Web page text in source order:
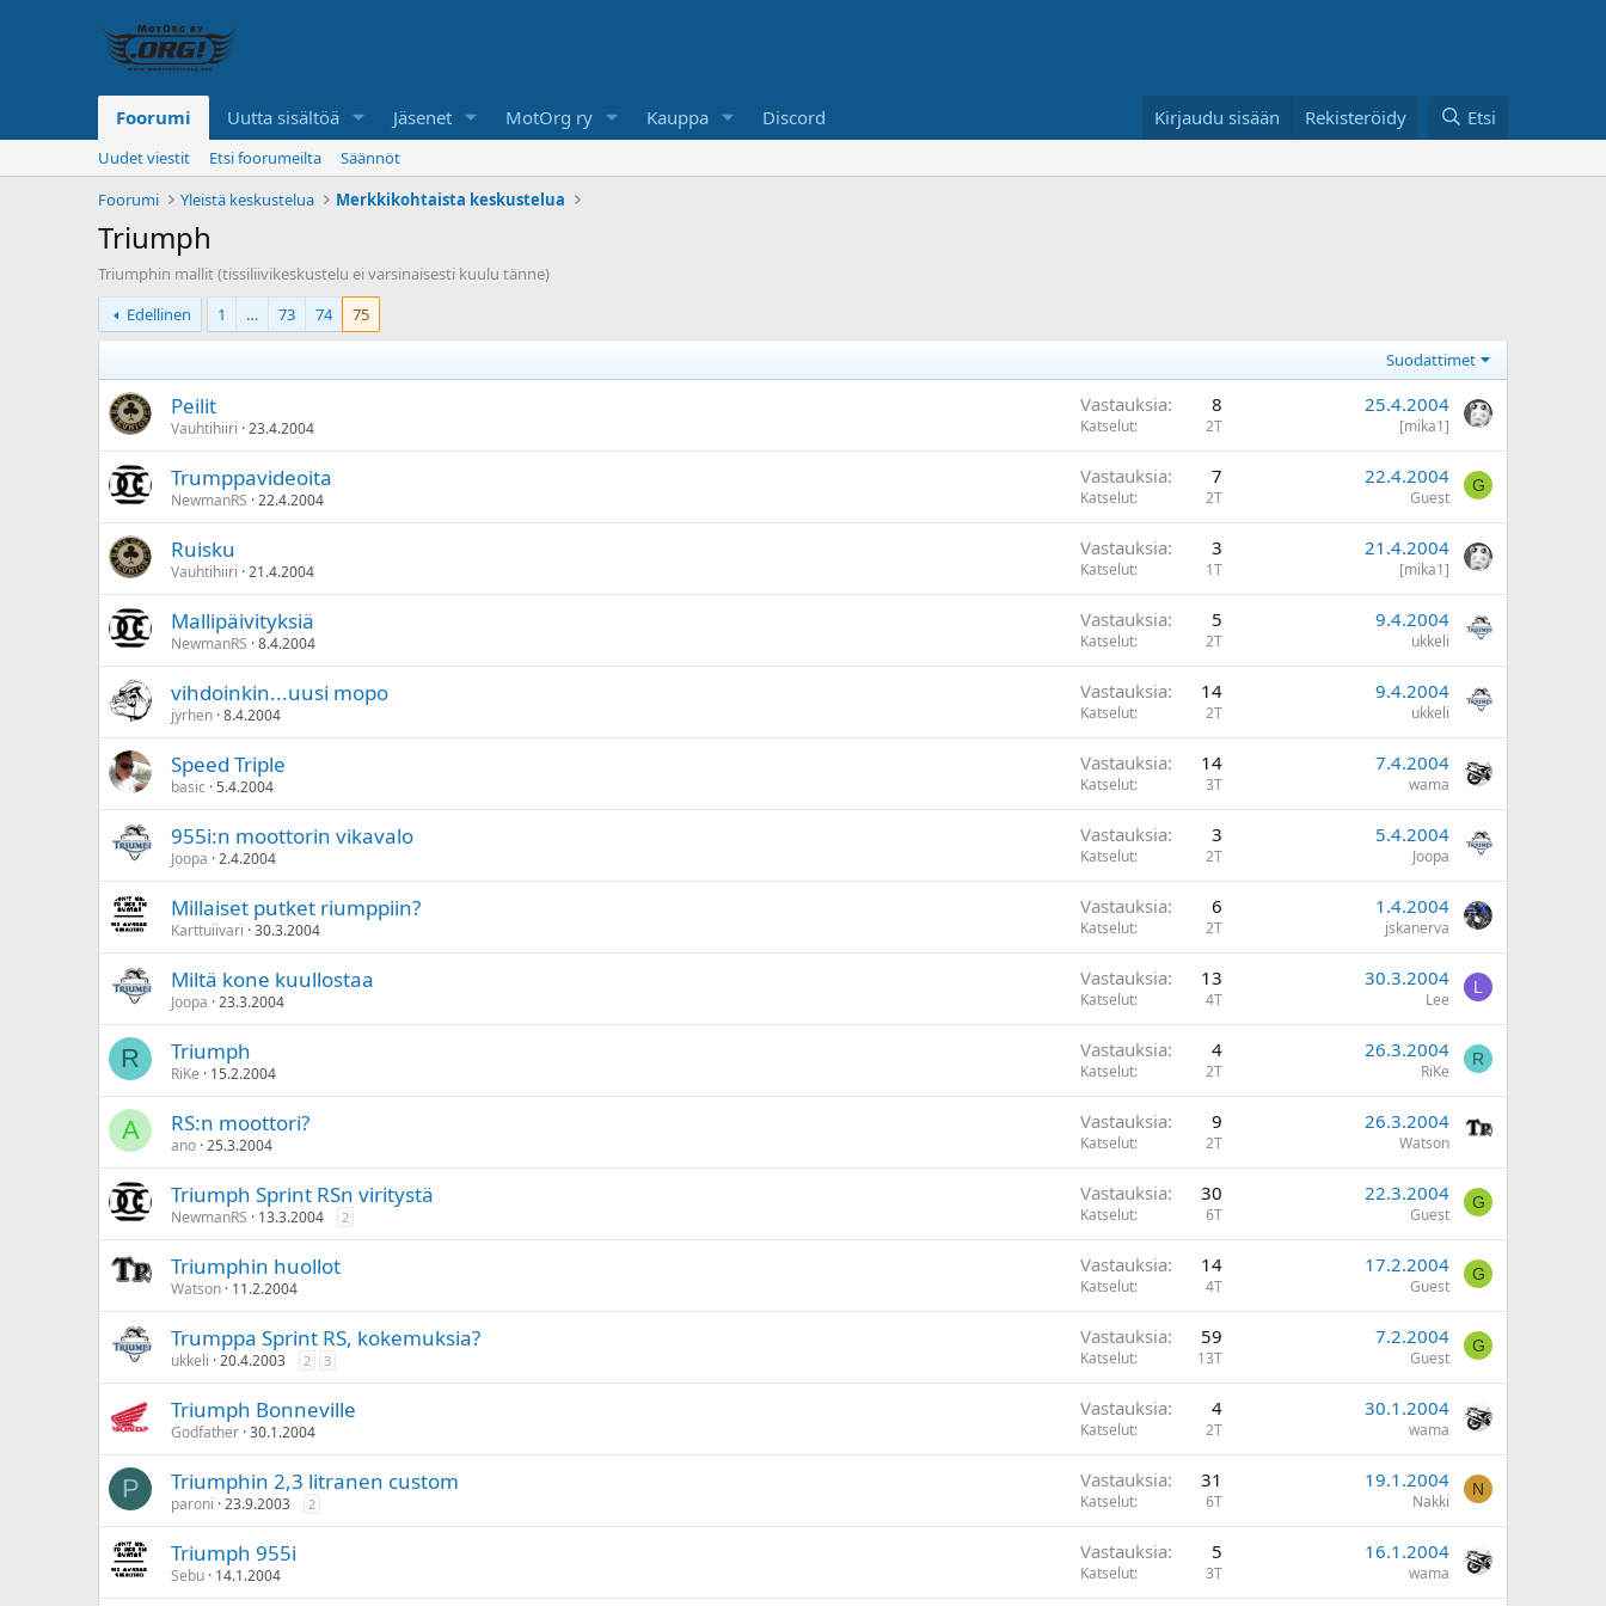
Foorumi Uutta sisältöä Jäsenet MotOrg ry Kauppa Discord Kirjaudu sisään Rekisteröidy Etsi
Uudet viestit Etsi foorumeilta
Säännöt
Foorumi
Yleistä keskustelua Merkkikohtaista keskustelua
Triumph
Triumphin mallit (tissiliivikeskustelu ei varsinaisesti kuulu tänne)
Edellinen
1 … 73 74 75
Suodattimet
Peilit
Vauhtihiiri 23.4.2004
Vastauksia 8
Katselut 2T
25.4.2004
[mika1]
Trumppavideoita
NewmanRS 22.4.2004
Vastauksia 7
Katselut 2T
22.4.2004
Guest
G
Ruisku
Vauhtihiiri 21.4.2004
Vastauksia 3
Katselut 1T
21.4.2004
[mika1]
Mallipäivityksiä
NewmanRS 8.4.2004
Vastauksia 5
Katselut 2T
9.4.2004
ukkeli
vihdoinkin...uusi mopo
jyrhen 8.4.2004
Vastauksia 14
Katselut 2T
9.4.2004
ukkeli
Speed Triple
basic 5.4.2004
Vastauksia 14
Katselut 3T
7.4.2004
wama
955i:n moottorin vikavalo
Joopa 2.4.2004
Vastauksia 3
Katselut 2T
5.4.2004
Joopa
Millaiset putket riumppiin?
Karttuiivari 30.3.2004
Vastauksia 6
Katselut 2T
1.4.2004
jskanerva
Miltä kone kuullostaa
Joopa 23.3.2004
Vastauksia 13
Katselut 4T
30.3.2004
Lee
L
R Triumph
RiKe 15.2.2004
Vastauksia 4
Katselut 2T
26.3.2004
RiKe
R
A RS:n moottori?
ano 25.3.2004
Vastauksia 9
Katselut 2T
26.3.2004
Watson
Triumph Sprint RSn viritystä
NewmanRS 13.3.2004 2
Vastauksia 30
Katselut 6T
22.3.2004
Guest
G
Triumphin huollot
Watson 11.2.2004
Vastauksia 14
Katselut 4T
17.2.2004
Guest
G
Trumppa Sprint RS, kokemuksia?
ukkeli 20.4.2003 2 3
Vastauksia 59
Katselut 13T
7.2.2004
Guest
G
Triumph Bonneville
Godfather 30.1.2004
Vastauksia 4
Katselut 2T
30.1.2004
wama
P Triumphin 2,3 litranen custom
paroni 23.9.2003 2
Vastauksia 31
Katselut 6T
19.1.2004
Nakki
N
Triumph 955i
Sebu 14.1.2004
Vastauksia 5
Katselut 3T
16.1.2004
wama